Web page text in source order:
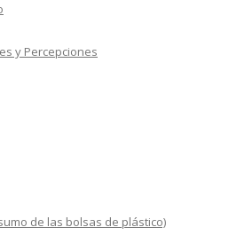
y Percepciones
de las bolsas de plástico)